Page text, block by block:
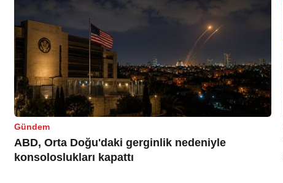
Gündem
ABD, Orta Doğu'daki gerginlik nedeniyle
konsoloslukları kapattı